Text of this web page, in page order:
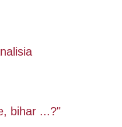
bihar ...?"